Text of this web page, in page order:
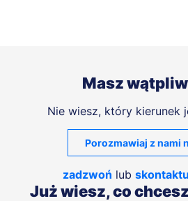
Masz
Nie wiesz, który kierunek
Porozmawiaj z nami
zadzwoń lub
Już wiesz, co